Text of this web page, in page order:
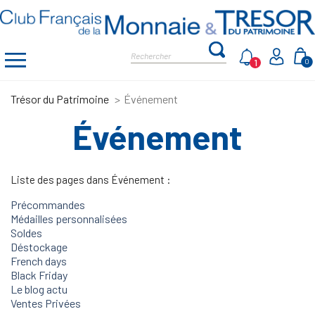
0
1
Trésor du Patrimoine Événement
Événement
Liste des pages dans Événement :
Précommandes
Médailles personnalisées
Soldes
Déstockage
French days
Black Friday
Le blog actu
Ventes Privées